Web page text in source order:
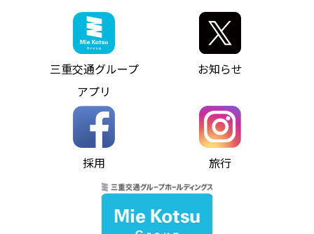
ミジュマルのラッピングバス（鈴鹿管内）
参宮バス
神都バス
パールシャトル
バス情報の見える化
コミュニティバス
バス・タクシー交通広告
異常事態発生時のお願い
アイコンの説明
インターネット予約
よくあるご質問
お問い合わせ
ザ・バスコレクション三重交通バスセット
三重交通公式グッズ
ファンコーナー
お問い合わせ
お知らせ・最新情報一覧
ニュースリリース
お問い合わせ
個人情報保護方針
ソーシャルメディア運用ポリシー
ホームページのご利用にあたって
Notes for Using this Website
三重交通グループ
アプリ
お知らせ
採用 旅行